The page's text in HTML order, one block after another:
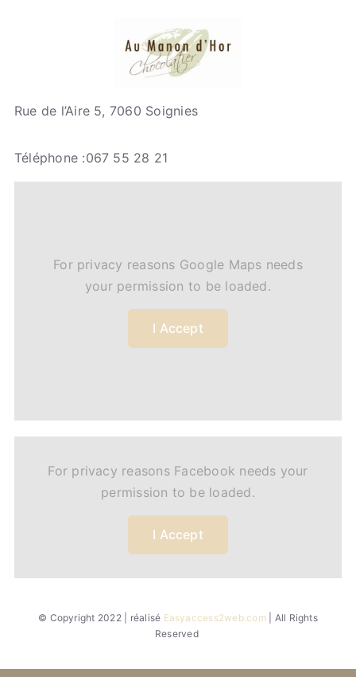
Rue de l’Aire 5, 7060 Soignies
Téléphone :067 55 28 21
For privacy reasons Google Maps needs
your permission to be loaded.
I Accept
For privacy reasons Facebook needs your
permission to be loaded.
I Accept
© Copyright 2022 | réalisé Easyaccess2web.com| All Rights
Reserved